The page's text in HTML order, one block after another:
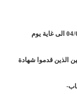
تبدا عملية الطعون من يوم الخميس 04/02/2016 الى غاية يوم
الذين قدموا شهادة